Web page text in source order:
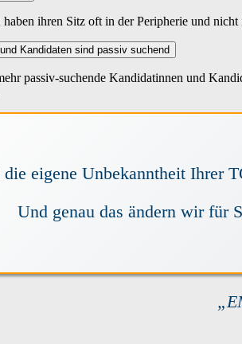
ihren Sitz oft in der Peripherie und
Kandidaten sind passiv suchend
passiv-suchende Kandidatinnen und
eigene Unbekanntheit Ihrer
Und genau das ändern wir für